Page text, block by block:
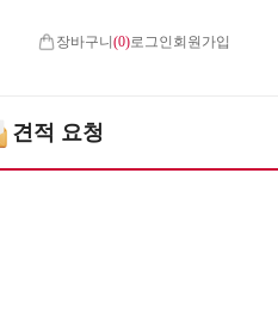
장바구니(0)로그인 회원가입
견적 요청